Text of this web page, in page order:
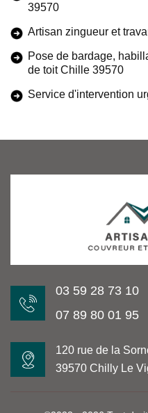
39570
Artisan zingueur et
Pose de bardage,
de toit Chille 39570
Service d'intervention
03 59 28 73 10
07 89 80 01 95
120 rue de la
39570 Chilly Le